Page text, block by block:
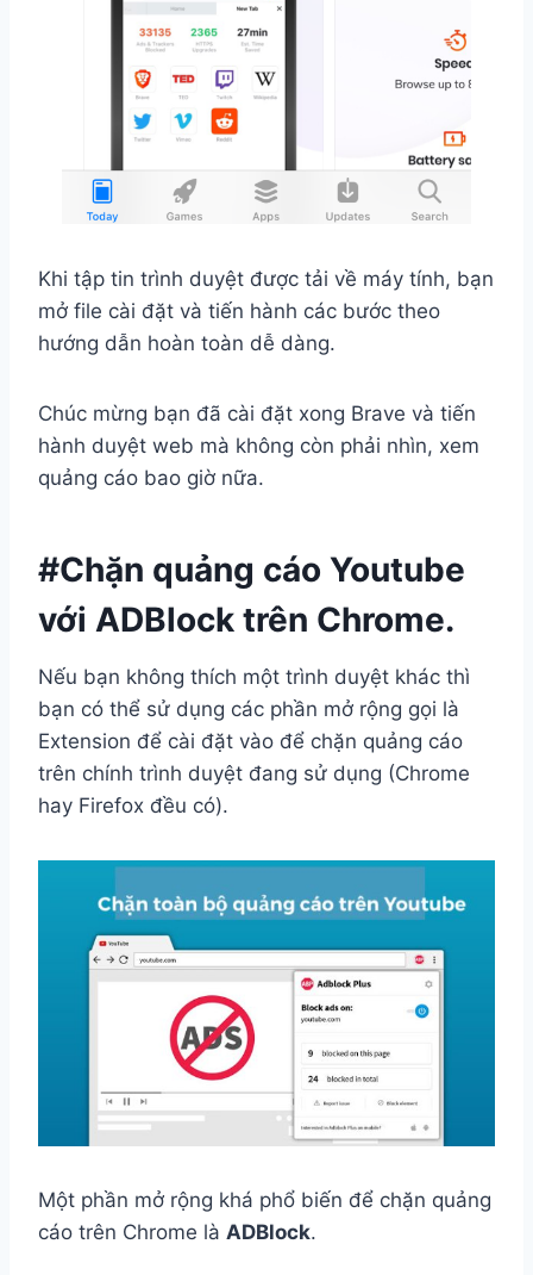
Khi tập tin trình duyệt được tải về máy tính, bạn
mở file cài đặt và tiến hành các bước theo
hướng dẫn hoàn toàn dễ dàng.
Chúc mừng bạn đã cài đặt xong Brave và tiến
hành duyệt web mà không còn phải nhìn, xem
quảng cáo bao giờ nữa.
#Chặn quảng cáo Youtube
với ADBlock trên Chrome.
Nếu bạn không thích một trình duyệt khác thì
bạn có thể sử dụng các phần mở rộng gọi là
Extension để cài đặt vào để chặn quảng cáo
trên chính trình duyệt đang sử dụng (Chrome
hay Firefox đều có).
Một phần mở rộng khá phổ biến để chặn quảng
cáo trên Chrome là ADBlock.